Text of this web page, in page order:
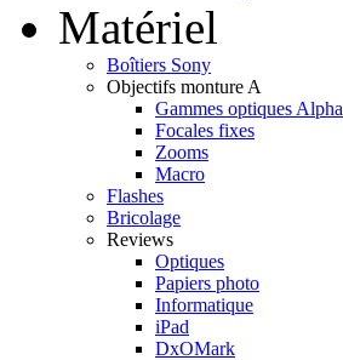
Matériel
Boîtiers Sony
Objectifs monture A
Gammes optiques Alpha
Focales fixes
Zooms
Macro
Flashes
Bricolage
Reviews
Optiques
Papiers photo
Informatique
iPad
DxOMark